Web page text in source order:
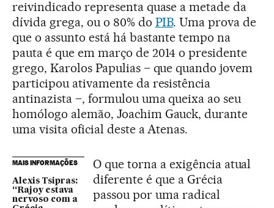
reivindicado representa quase a metade da
dívida grega, ou o 80% do PIB. Uma prova de
que o assunto está há bastante tempo na
pauta é que em março de 2014 o presidente
grego, Karolos Papulias – que quando jovem
participou ativamente da resistência
antinazista –, formulou uma queixa ao seu
homólogo alemão, Joachim Gauck, durante
uma visita oficial deste a Atenas.
MAIS INFORMAÇÕES
Alexis Tsipras:
“Rajoy estava
nervoso com a
O que torna a exigência atual
diferente é que a Grécia
passou por uma radical